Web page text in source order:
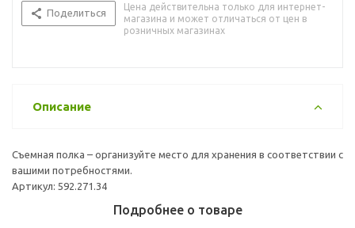
Поделиться
Цена действительна только для интернет-
магазина и может отличаться от цен в
розничных магазинах
Описание
Съемная полка – организуйте место для хранения в соответствии с
вашими потребностями.
Артикул: 592.271.34
Подробнее о товаре